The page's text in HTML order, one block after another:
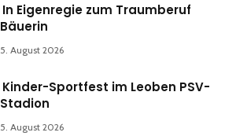
In Eigenregie zum Traumberuf
Bäuerin
5. August 2026
Kinder-Sportfest im Leoben PSV-
Stadion
5. August 2026